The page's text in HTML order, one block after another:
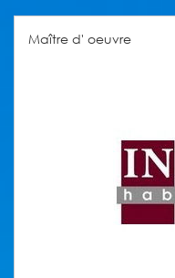
Maître d' oeuvre